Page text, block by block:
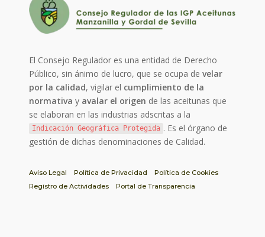
El Consejo Regulador es una entidad de Derecho
Público, sin ánimo de lucro, que se ocupa develar
por la calidad, vigilar el cumplimiento de la
normativa y avalar el origen de las aceitunas que
se elaboran en las industrias adscritas a la
Indicación Geográfica Protegida . Es el órgano de
gestión de dichas denominaciones de Calidad.
Aviso Legal Política de Privacidad
Política de Cookies
Registro de Actividades
Portal de Transparencia